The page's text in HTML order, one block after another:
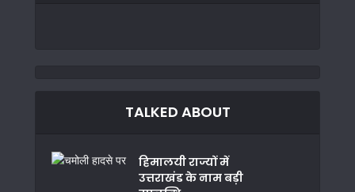
TALKED ABOUT
हिमालयी राज्यों में
उत्तराखंड के नाम बड़ी